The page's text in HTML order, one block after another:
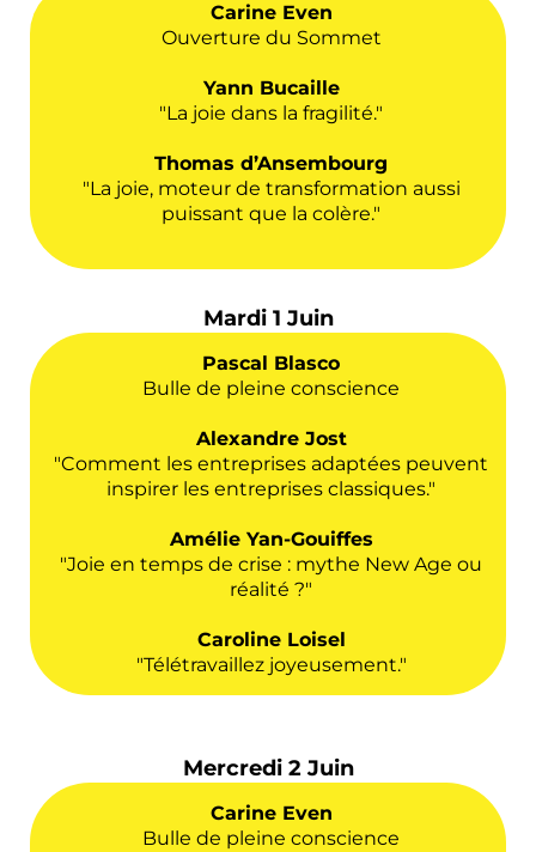
Carine Even
Ouverture du Sommet
Yann Bucaille
"La joie dans la fragilité."
Thomas d’Ansembourg
"La joie, moteur de transformation aussi
puissant que la colère."
Mardi 1 Juin
Pascal Blasco
Bulle de pleine conscience
Alexandre Jost
"Comment les entreprises adaptées peuvent
inspirer les entreprises classiques."
Amélie Yan-Gouiffes
"Joie en temps de crise : mythe New Age ou
réalité ?"
Caroline Loisel
"Télétravaillez joyeusement."
Mercredi 2 Juin
Carine Even
Bulle de pleine conscience